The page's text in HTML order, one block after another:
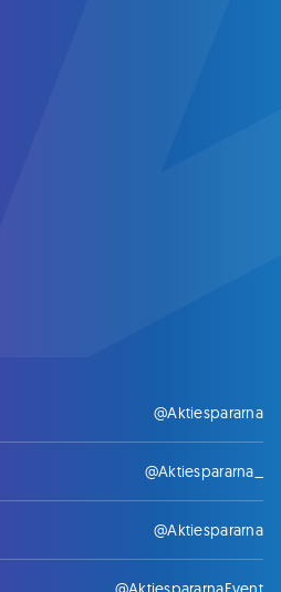
@Aktiespararna
@Aktiespararna_
@Aktiespararna